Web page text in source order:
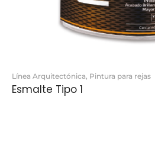
Línea Arquitectónica, Pintura para rejas
Esmalte Tipo 1